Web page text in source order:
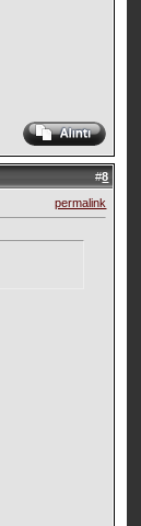
#8
permalink